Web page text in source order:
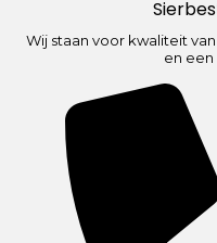
Wij staan voor kwaliteit
en